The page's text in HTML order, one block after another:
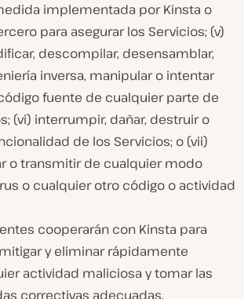
implementada por Kinsta o
para asegurar los Servicios; (v)
descompilar, desensamblar,
inversa, manipular o intentar
fuente de cualquier parte de
(vi) interrumpir, dañar, destruir o
de los Servicios; o (vii)
o transmitir de cualquier modo
o cualquier otro código o actividad
cooperarán con Kinsta para
y eliminar rápidamente
actividad maliciosa y tomar las
correctivas adecuadas.